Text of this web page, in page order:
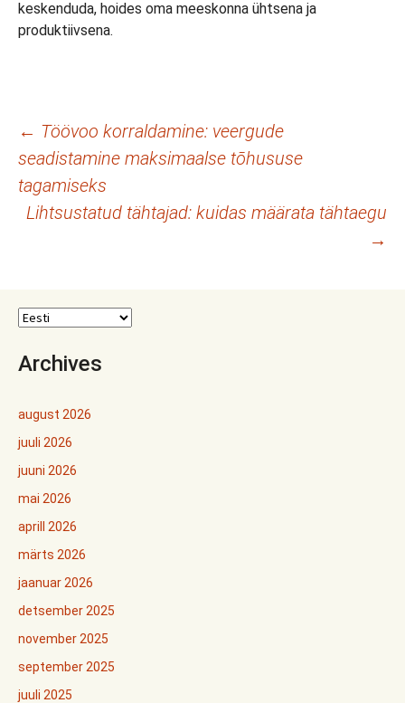
keskenduda, hoides oma meeskonna ühtsena ja
produktiivsena.
Postituste
töölaud
← Töövoo korraldamine: veergude
seadistamine maksimaalse tõhususe
tagamiseks
Lihtsustatud tähtajad: kuidas määrata tähtaegu
→
Archives
august 2026
juuli 2026
juuni 2026
mai 2026
aprill 2026
märts 2026
jaanuar 2026
detsember 2025
november 2025
september 2025
juuli 2025